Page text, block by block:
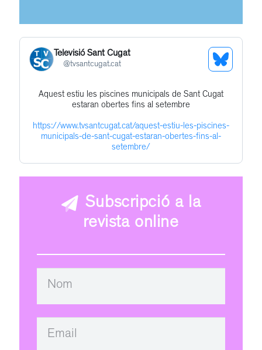
Televisió Sant Cugat
@tvsantcugat.cat
See
Profile
Get
this
post
Aquest estiu les piscines municipals de Sant Cugat
estaran obertes fins al setembre
https://www.tvsantcugat.cat/aquest-estiu-les-piscines-
municipals-de-sant-cugat-estaran-obertes-fins-al-
setembre/
Subscripció a la
revista online